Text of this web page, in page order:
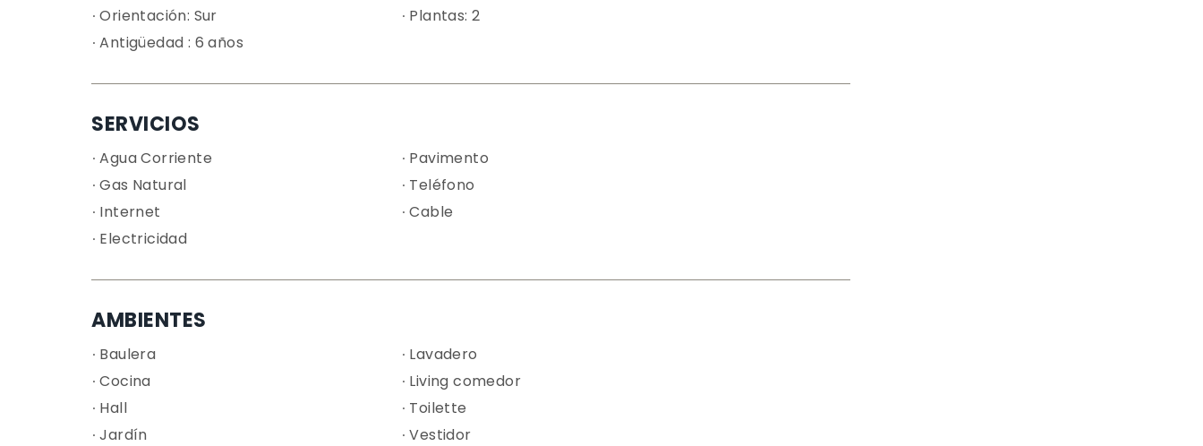
Orientación: Sur
Antigüedad : 6 años
Plantas: 2
SERVICIOS
Agua Corriente
Gas Natural
Internet
Electricidad
Pavimento
Teléfono
Cable
AMBIENTES
Baulera
Cocina
Hall
Jardín
Lavadero
Living comedor
Toilette
Vestidor